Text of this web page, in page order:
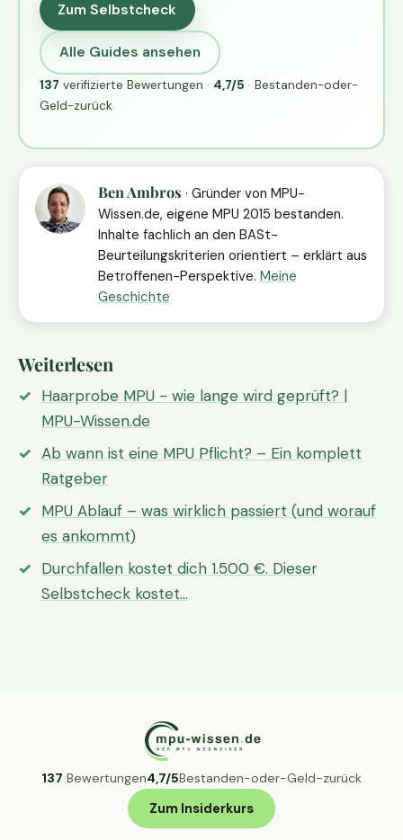
Zum Selbstcheck
Alle Guides ansehen
137 verifizierte Bewertungen · 4,7/5 · Bestanden-oder-
Geld-zurück
Ben Ambros · Gründer von MPU-
Wissen.de, eigene MPU 2015 bestanden.
Inhalte fachlich an den BASt-
Beurteilungskriterien orientiert – erklärt aus
Betroffenen-Perspektive. Meine
Geschichte
Weiterlesen
Haarprobe MPU - wie lange wird geprüft? |
MPU-Wissen.de
Ab wann ist eine MPU Pflicht? – Ein komplett
Ratgeber
MPU Ablauf – was wirklich passiert (und worauf
es ankommt)
Durchfallen kostet dich 1.500 €. Dieser
Selbstcheck kostet…
137 Bewertungen4,7/5Bestanden-oder-Geld-zurück
Zum Insiderkurs